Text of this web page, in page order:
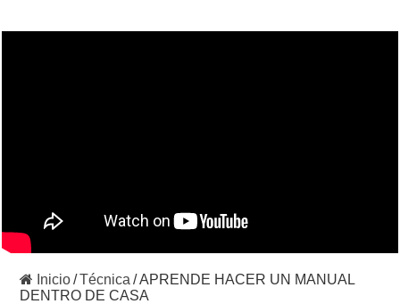
Inicio/Técnica /APRENDE HACER UN MANUAL
DENTRO DE CASA